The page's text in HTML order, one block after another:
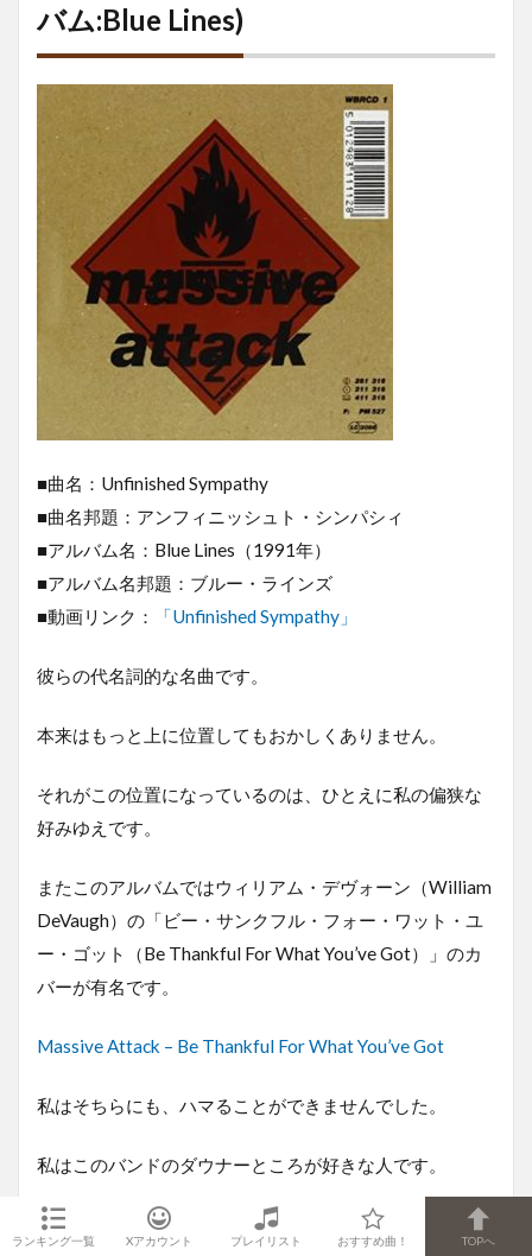
バム:Blue Lines)
■曲名：Unfinished Sympathy
■曲名邦題：アンフィニッシュト・シンパシィ
■アルバム名：Blue Lines（1991年）
■アルバム名邦題：ブルー・ラインズ
■動画リンク：
「Unfinished Sympathy」
彼らの代名詞的な名曲です。
本来はもっと上に位置してもおかしくありません。
それがこの位置になっているのは、ひとえに私の偏狭な
好みゆえです。
またこのアルバムではウィリアム・デヴォーン（William
DeVaugh）の「ビー・サンクフル・フォー・ワット・ユ
ー・ゴット（Be Thankful For What You’ve Got）」のカ
バーが有名です。
Massive Attack – Be Thankful For What You’ve Got
私はそちらにも、ハマることができませんでした。
私はこのバンドのダウナーところが好きな人です。
そんなストライクゾーンが狭い私からすると「Unfinished
ランキング一覧 Xアカウント プレイリスト おすすめ曲！ TOPへ